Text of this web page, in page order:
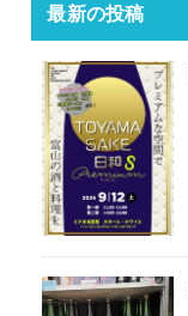
最新の投稿